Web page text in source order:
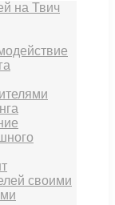
на Твич
своими